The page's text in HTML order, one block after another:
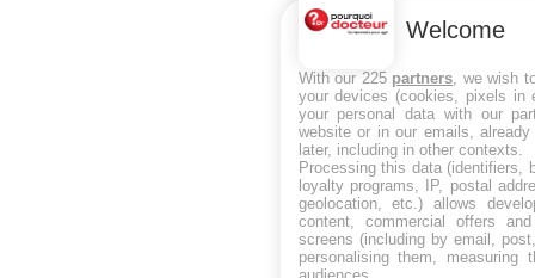
Welcome
With our 225 partners , we wish
your devices (cookies, pixels in
your personal data with our
website or in our emails,
later, including in other contexts.
Processing this data (identifiers,
loyalty programs, IP, postal
geolocation, etc.) allows
content, commercial offers
screens (including by email,
personalising them, measuring
audiences.